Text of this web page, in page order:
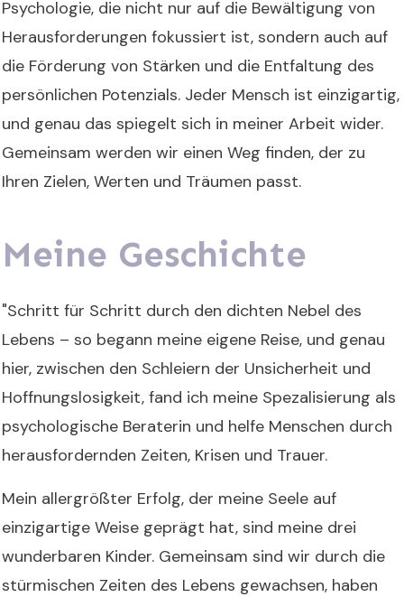
Psychologie, die nicht nur auf die Bewältigung von
Herausforderungen fokussiert ist, sondern auch auf
die Förderung von Stärken und die Entfaltung des
persönlichen Potenzials. Jeder Mensch ist einzigartig,
und genau das spiegelt sich in meiner Arbeit wider.
Gemeinsam werden wir einen Weg finden, der zu
Ihren Zielen, Werten und Träumen passt.
Meine Geschichte
"Schritt für Schritt durch den dichten Nebel des
Lebens – so begann meine eigene Reise, und genau
hier, zwischen den Schleiern der Unsicherheit und
Hoffnungslosigkeit, fand ich meine Spezalisierung als
psychologische Beraterin und helfe Menschen durch
herausfordernden Zeiten, Krisen und Trauer.
Mein allergrößter Erfolg, der meine Seele auf
einzigartige Weise geprägt hat, sind meine drei
wunderbaren Kinder. Gemeinsam sind wir durch die
stürmischen Zeiten des Lebens gewachsen, haben